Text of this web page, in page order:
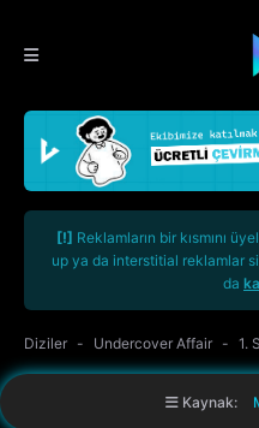
[!] Reklamların bir kısmını
up ya da interstitial reklamlar
da
Diziler Undercover Affair 1.
Kaynak: